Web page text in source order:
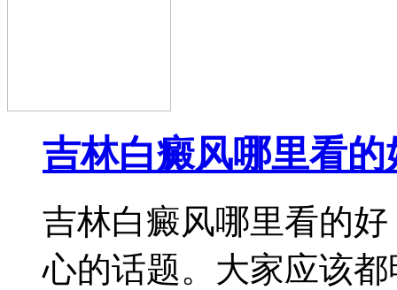
吉林白癜风哪里看的
吉林白癜风哪里看的
心的话题。大家应该